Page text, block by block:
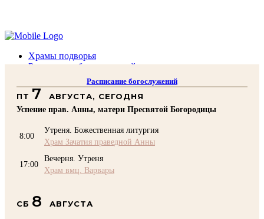
Храмы подворья
Расписание богослужений
Воскресная школа
Преподаватели Воскресной школы
Катехизация
Помочь Подворью
Расписание богослужений
ПТ 7 АВГУСТА, СЕГОДНЯ
Успение прав. Анны, матери Пресвятой Богородицы
8:00
Утреня. Божественная литургия
Храм Зачатия праведной Анны
17:00
Вечерня. Утреня
Храм вмц. Варвары
СБ 8 АВГУСТА